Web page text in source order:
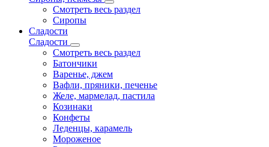
Смотреть весь раздел
Сиропы
Сладости
Сладости
Смотреть весь раздел
Батончики
Варенье, джем
Вафли, пряники, печенье
Желе, мармелад, пастила
Козинаки
Конфеты
Леденцы, карамель
Мороженое